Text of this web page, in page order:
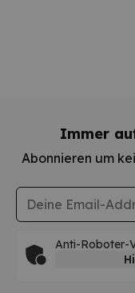
Immer
Abonnieren um
E-Mail-Adresse
Anti-Roboter-